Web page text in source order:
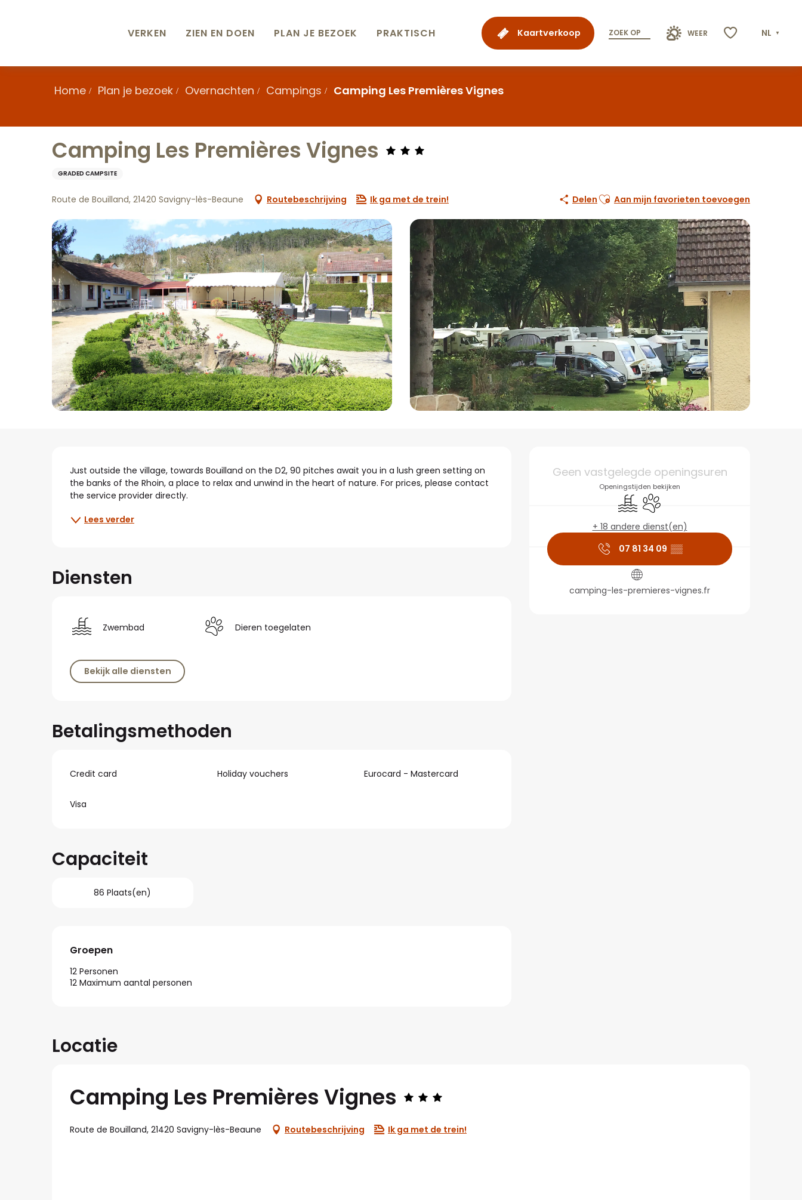
Kaartverkoop ZOEK OP WEER NL
VERKEN ZIEN EN DOEN PLAN JE BEZOEK PRAKTISCH
Home Plan je bezoek Overnachten Campings Camping Les Premières Vignes
Camping Les Premières Vignes
GRADED CAMPSITE
Route de Bouilland, 21420 Savigny-lès-Beaune Routebeschrijving Ik ga met de trein! Delen Ajouter aux favoris
Aan mijn favorieten toevoegen
Openingstijden en
Geen vastgelegde openingsuren
Openingstijden bekijken
ZwembadDieren toegelaten
+ 18 andere dienst(en)
07 81 34 09 ▒▒
camping-les-premieres-vignes.fr
Beschrijving
Just outside the village, towards Bouilland on the D2, 90 pitches await you in a lush green setting on
the banks of the Rhoin, a place to relax and unwind in the heart of nature. For prices, please contact
the service provider directly.
Lees verder
Diensten
Zwembad Dieren toegelaten
Bekijk alle diensten
Betalingsmethoden
Credit card Holiday vouchers Eurocard - Mastercard
Visa
Capaciteit
86 Plaats(en)
Groepen
Groepen
12 Personen
12 Maximum aantal personen
Locatie
Camping Les Premières Vignes
Route de Bouilland, 21420 Savigny-lès-Beaune Routebeschrijving Ik ga met de trein!